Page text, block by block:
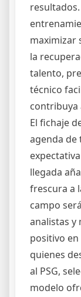
maximizar
la
talento,
técnico
contribuya
El fichaje
agenda de
llegada
frescura a
campo
analistas y
positivo
quienes
al PSG,
modelo